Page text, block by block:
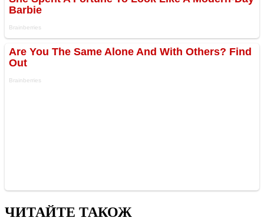
ЧИТАЙТЕ ТАКОЖ